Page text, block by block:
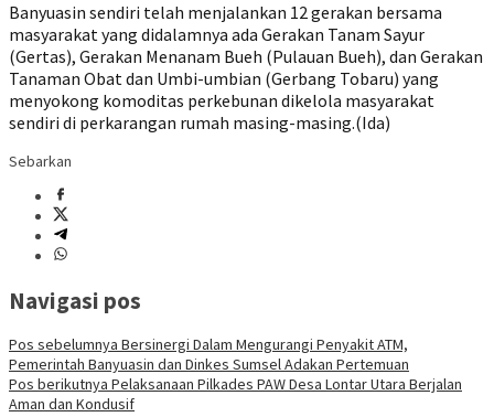
Banyuasin sendiri telah menjalankan 12 gerakan bersama
masyarakat yang didalamnya ada Gerakan Tanam Sayur
(Gertas), Gerakan Menanam Bueh (Pulauan Bueh), dan Gerakan
Tanaman Obat dan Umbi-umbian (Gerbang Tobaru) yang
menyokong komoditas perkebunan dikelola masyarakat
sendiri di perkarangan rumah masing-masing.(Ida)
Sebarkan
Navigasi pos
Pos sebelumnya Bersinergi Dalam Mengurangi Penyakit ATM,
Pemerintah Banyuasin dan Dinkes Sumsel Adakan Pertemuan
Pos berikutnya Pelaksanaan Pilkades PAW Desa Lontar Utara Berjalan
Aman dan Kondusif